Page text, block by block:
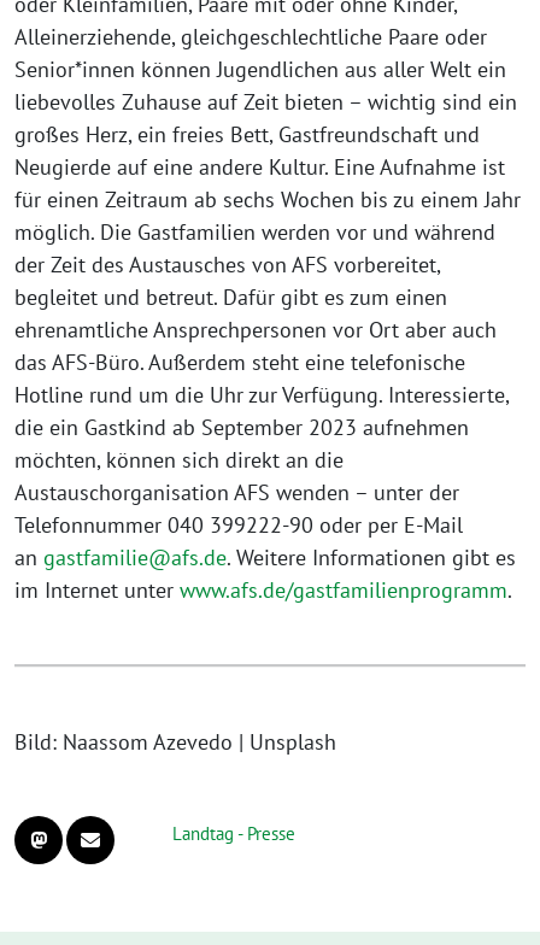
Alleinerziehende, gleichgeschlechtliche Paare oder
Senior*innen können Jugendlichen aus aller Welt ein
liebevolles Zuhause auf Zeit bieten – wichtig sind ein
großes Herz, ein freies Bett, Gastfreundschaft und
Neugierde auf eine andere Kultur. Eine Aufnahme ist
für einen Zeitraum ab sechs Wochen bis zu einem Jahr
möglich. Die Gastfamilien werden vor und während
der Zeit des Austausches von AFS vorbereitet,
begleitet und betreut. Dafür gibt es zum einen
ehrenamtliche Ansprechpersonen vor Ort aber auch
das AFS-Büro. Außerdem steht eine telefonische
Hotline rund um die Uhr zur Verfügung. Interessierte,
die ein Gastkind ab September 2023 aufnehmen
möchten, können sich direkt an die
Austauschorganisation AFS wenden – unter der
Telefonnummer 040 399222-90 oder per E-Mail
an gastfamilie@afs.de. Weitere Informationen gibt es
im Internet unter www.afs.de/gastfamilienprogramm.
Bild: Naassom Azevedo | Unsplash
Landtag - Presse